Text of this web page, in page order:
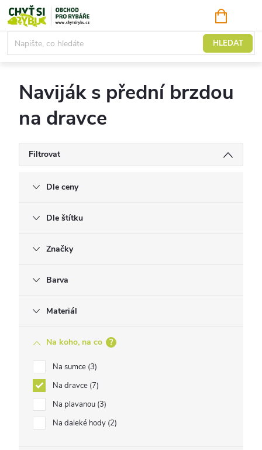
Přejít
na
obsah
HLEDAT
KOŠÍK
Přední brzda
Naviják s přední brzdou
na dravce
Filtrovat
Dle ceny
Dle štítku
Značky
Barva
Materiál
Na koho, na co ?
Na sumce 3
Na dravce 7
Na plavanou 3
Na daleké hody 2